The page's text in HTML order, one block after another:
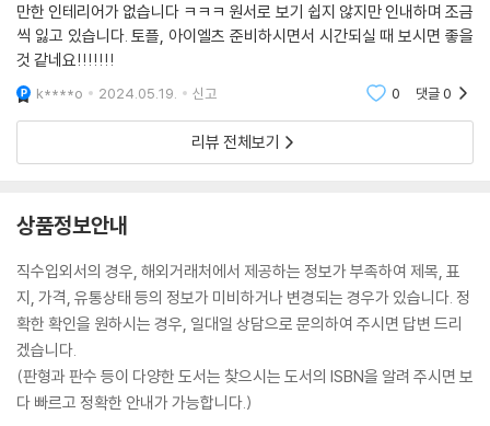
만한 인테리어가 없습니다 ㅋㅋㅋ 원서로 보기 쉽지 않지만 인내하며 조금
씩 잃고 있습니다. 토플, 아이엘츠 준비하시면서 시간되실 때 보시면 좋을
것 같네요!!!!!!!
k****o 2024.05.19. 신고 0 댓글0
리뷰 전체보기
상품정보안내
직수입외서의 경우, 해외거래처에서 제공하는 정보가 부족하여 제목, 표
지, 가격, 유통상태 등의 정보가 미비하거나 변경되는 경우가 있습니다. 정
확한 확인을 원하시는 경우, 일대일 상담으로 문의하여 주시면 답변 드리
겠습니다.
(판형과 판수 등이 다양한 도서는 찾으시는 도서의 ISBN을 알려 주시면 보
다 빠르고 정확한 안내가 가능합니다.)